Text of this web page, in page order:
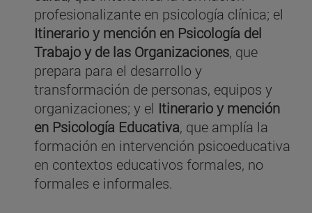
profesionalizante en psicología clínica; el
Itinerario y mención en Psicología del
Trabajo y de las Organizaciones, que
prepara para el desarrollo y
transformación de personas, equipos y
organizaciones; y el Itinerario y mención
en Psicología Educativa, que amplía la
formación en intervención psicoeducativa
en contextos educativos formales, no
formales e informales.